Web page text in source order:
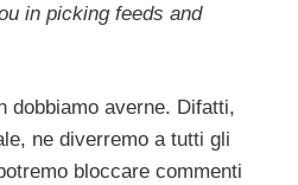
in picking feeds and
dobbiamo averne. Difatti,
ne diverremo a tutti gli
bloccare commenti